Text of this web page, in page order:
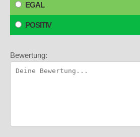
EGAL
POSITIV
Bewertung: